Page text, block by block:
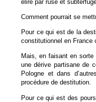
élire par ruse et
Comment pourrait se
Pour ce qui est de la
constitutionnel en France
Mais, en faisant en
une dérive partisane de
Pologne et dans
procédure de destitution.
Pour ce qui est des